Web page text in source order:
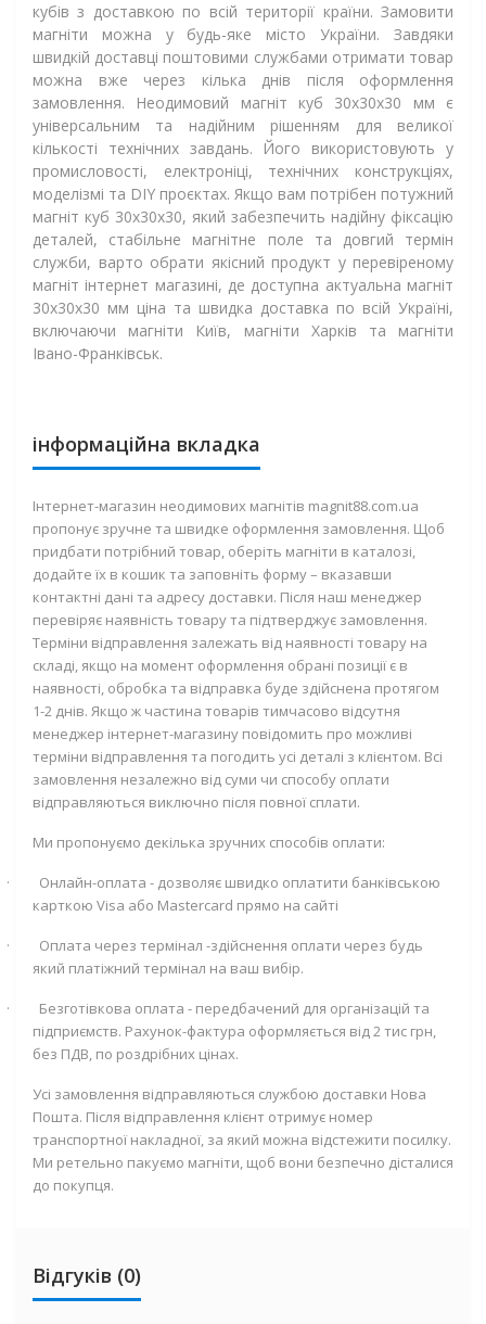
кубів з доставкою по всій території країни. Замовити
магніти можна у будь-яке місто України. Завдяки
швидкій доставці поштовими службами отримати товар
можна вже через кілька днів після оформлення
замовлення. Неодимовий магніт куб 30х30х30 мм є
універсальним та надійним рішенням для великої
кількості технічних завдань. Його використовують у
промисловості, електроніці, технічних конструкціях,
моделізмі та DIY проєктах. Якщо вам потрібен потужний
магніт куб 30х30х30, який забезпечить надійну фіксацію
деталей, стабільне магнітне поле та довгий термін
служби, варто обрати якісний продукт у перевіреному
магніт інтернет магазині, де доступна актуальна магніт
30х30х30 мм ціна та швидка доставка по всій Україні,
включаючи магніти Київ, магніти Харків та магніти
Івано-Франківськ.
інформаційна вкладка
Інтернет-магазин неодимових магнітів magnit88.com.ua
пропонує зручне та швидке оформлення замовлення. Щоб
придбати потрібний товар, оберіть магніти в каталозі,
додайте їх в кошик та заповніть форму – вказавши
контактні дані та адресу доставки. Після наш менеджер
перевіряє наявність товару та підтверджує замовлення.
Терміни відправлення залежать від наявності товару на
складі, якщо на момент оформлення обрані позиції є в
наявності, обробка та відправка буде здійснена протягом
1-2 днів. Якщо ж частина товарів тимчасово відсутня
менеджер інтернет-магазину повідомить про можливі
терміни відправлення та погодить усі деталі з клієнтом. Всі
замовлення незалежно від суми чи способу оплати
відправляються виключно після повної сплати.
Ми пропонуємо декілька зручних способів оплати:
·
Онлайн-оплата - дозволяє швидко оплатити банківською
карткою Visa або Mastercard прямо на сайті
·
Оплата через термінал -здійснення оплати через будь
який платіжний термінал на ваш вибір.
·
Безготівкова оплата - передбачений для організацій та
підприємств. Рахунок-фактура оформляється від 2 тис грн,
без ПДВ, по роздрібних цінах.
Усі замовлення відправляються службою доставки Нова
Пошта. Після відправлення клієнт отримує номер
транспортної накладної, за який можна відстежити посилку.
Ми ретельно пакуємо магніти, щоб вони безпечно дісталися
до покупця.
Відгуків (0)